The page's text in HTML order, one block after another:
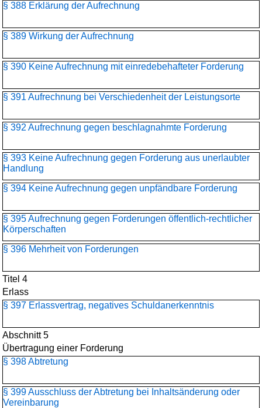
§ 388 Erklärung der Aufrechnung
§ 389 Wirkung der Aufrechnung
§ 390 Keine Aufrechnung mit einredebehafteter Forderung
§ 391 Aufrechnung bei Verschiedenheit der Leistungsorte
§ 392 Aufrechnung gegen beschlagnahmte Forderung
§ 393 Keine Aufrechnung gegen Forderung aus unerlaubter
Handlung
§ 394 Keine Aufrechnung gegen unpfändbare Forderung
§ 395 Aufrechnung gegen Forderungen öffentlich-rechtlicher
Körperschaften
§ 396 Mehrheit von Forderungen
Titel 4
Erlass
§ 397 Erlassvertrag, negatives Schuldanerkenntnis
Abschnitt 5
Übertragung einer Forderung
§ 398 Abtretung
§ 399 Ausschluss der Abtretung bei Inhaltsänderung oder
Vereinbarung